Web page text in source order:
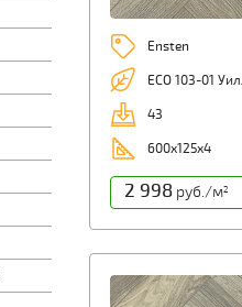
Ensten
ECO 103-01
43
600х125х4
2 998руб./м2